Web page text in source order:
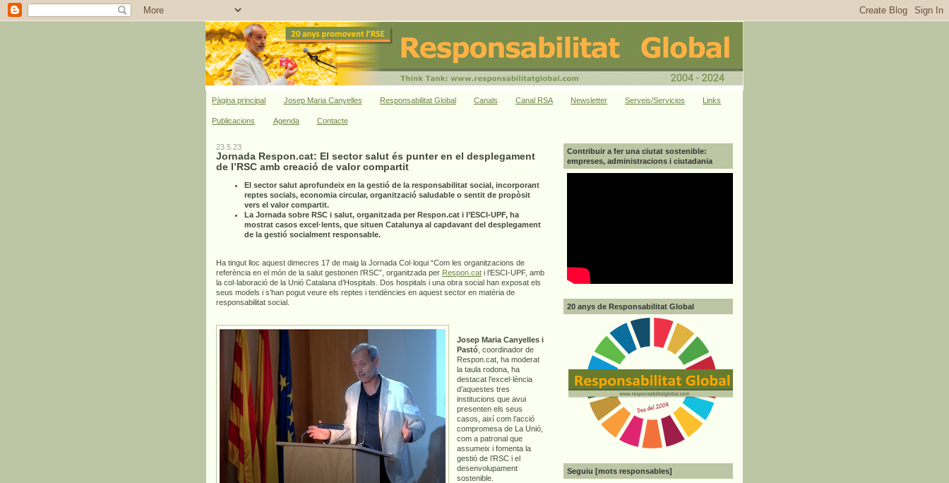
Pàgina principal Josep Maria Canyelles Responsabilitat Global Canals Canal RSA Newsletter Serveis/Servicios Links
Publicacions Agenda Contacte
23.5.23
Jornada Respon.cat: El sector salut és punter en el desplegament
de l’RSC amb creació de valor compartit
El sector salut aprofundeix en la gestió de la responsabilitat social, incorporant
reptes socials, economia circular, organització saludable o sentit de propòsit
vers el valor compartit.
La Jornada sobre RSC i salut, organitzada per Respon.cat i l’ESCI-UPF, ha
mostrat casos excel·lents, que situen Catalunya al capdavant del desplegament
de la gestió socialment responsable.
Ha tingut lloc aquest dimecres 17 de maig la Jornada Col·loqui “Com les organitzacions de
referència en el món de la salut gestionen l’RSC”, organitzada per Respon.cat i l’ESCI-UPF, amb
la col·laboració de la Unió Catalana d’Hospitals. Dos hospitals i una obra social han exposat els
seus models i s’han pogut veure els reptes i tendències en aquest sector en matèria de
responsabilitat social.
Josep Maria Canyelles i
Pastó , coordinador de
Respon.cat, ha moderat
la taula rodona, ha
destacat l’excel·lència
d’aquestes tres
institucions que avui
presenten els seus
casos, així com l’acció
compromesa de La Unió,
com a patronal que
assumeix i fomenta la
gestió de l’RSC i el
desenvolupament
sostenible.
Contribuir a fer una ciutat sostenible:
empreses, administracions i ciutadania
20 anys de Responsabilitat Global
Seguiu [mots responsables]